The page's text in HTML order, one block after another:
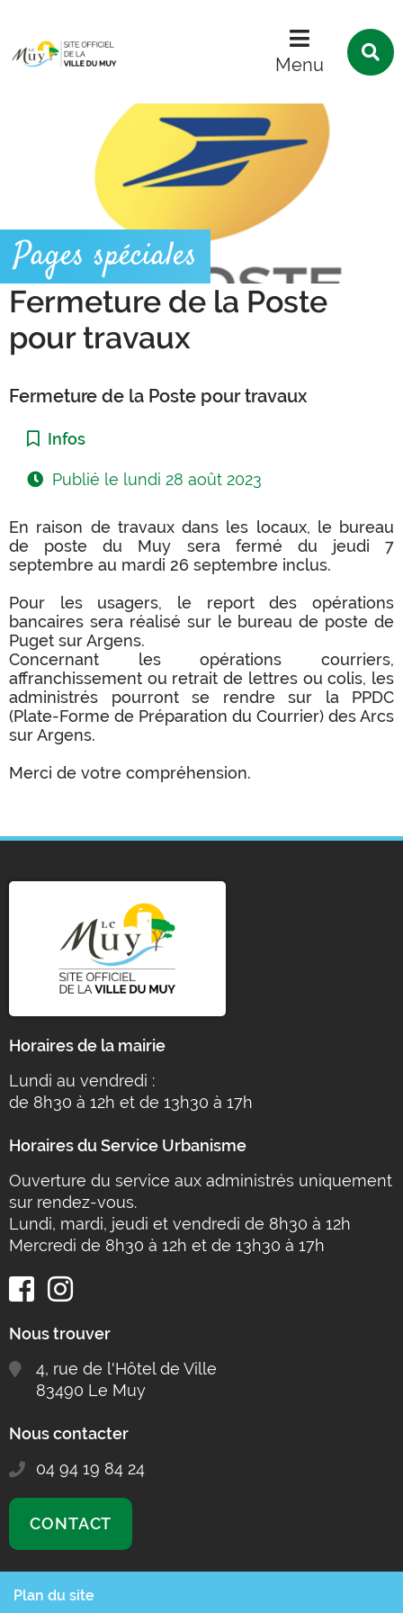
Menu
Pages spéciales
Fermeture de la Poste
pour travaux
Fermeture de la Poste pour travaux
Catégorie :
Infos
Publié le lundi 28 août 2023
En raison de travaux dans les locaux, le bureau
de poste du Muy sera fermé du jeudi 7
septembre au mardi 26 septembre inclus.
Pour les usagers, le report des opérations
bancaires sera réalisé sur le bureau de poste de
Puget sur Argens.
Concernant les opérations courriers,
affranchissement ou retrait de lettres ou colis, les
administrés pourront se rendre sur la PPDC
(Plate-Forme de Préparation du Courrier) des Arcs
sur Argens.
Merci de votre compréhension.
Horaires de la mairie
Lundi au vendredi :
de 8h30 à 12h et de 13h30 à 17h
Horaires du Service Urbanisme
Ouverture du service aux administrés uniquement
sur rendez-vous.
Lundi, mardi, jeudi et vendredi de 8h30 à 12h
Mercredi de 8h30 à 12h et de 13h30 à 17h
Nous trouver
4, rue de l'Hôtel de Ville
83490 Le Muy
Nous contacter
04 94 19 84 24
CONTACT
Plan du site